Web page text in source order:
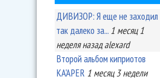
ДИВИЗОР: Я еще не заходил
так далеко за... 1 месяц 1
неделяназад alexard
Второй альбом киприотов
KA'APER 1 месяц 3 недели